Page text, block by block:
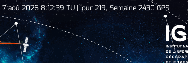
7 aoû 2026 8:12:40 TU | jour 219, Semaine 2430 GPS